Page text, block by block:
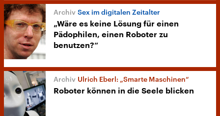
Sex im digitalen Zeitalter
„Wäre es keine Lösung für einen
Pädophilen, einen Roboter zu
benutzen?“
Ulrich Eberl: „Smarte Maschinen“
Roboter können in die Seele blicken